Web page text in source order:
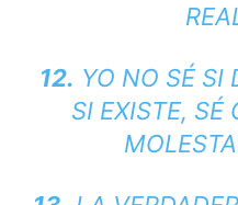
12. YO NO SÉ SI
SI EXISTE, SÉ